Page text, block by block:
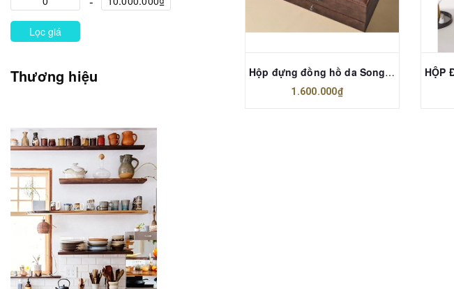
Hộp đựng đồng hồ da Songmics 2 tầng - Đẳng cấp châu Âu
1.600.000₫
Lọc giá
Thương hiệu